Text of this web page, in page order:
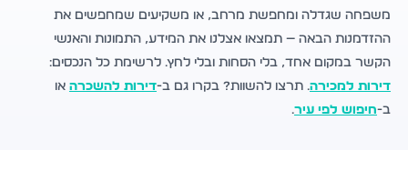
משפחה שגדלה ומחפשת מרחב, או משקיעים שמחפשים את
ההזדמנות הבאה — תמצאו אצלנו את המידע, התמונות והאנשי
הקשר במקום אחד, בלי הסחות ובלי לחץ. לרשימת כל הנכסים:
דירות למכירה. תרצו להשוות? בקרו גם ב-דירות להשכרה או
ב-חיפוש לפי עיר.